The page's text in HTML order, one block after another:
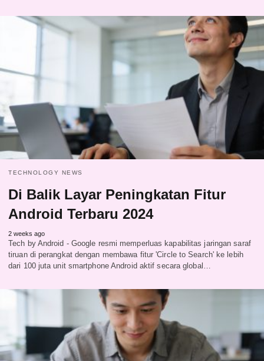
TECHNOLOGY NEWS
Di Balik Layar Peningkatan Fitur
Android Terbaru 2024
2 weeks ago
Tech by Android - Google resmi memperluas kapabilitas jaringan saraf
tiruan di perangkat dengan membawa fitur 'Circle to Search' ke lebih
dari 100 juta unit smartphone Android aktif secara global…